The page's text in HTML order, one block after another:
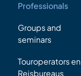
Professionals
Groups and
seminars
Touroperators en
Reisbureaus